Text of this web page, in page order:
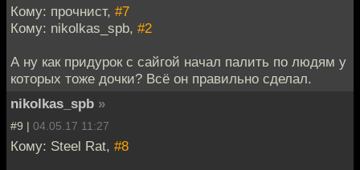
Кому: прочнист, #7
Кому: nikolkas_spb, #2
А ну как придурок с сайгой начал палить по людям у
которых тоже дочки? Всё он правильно сделал.
nikolkas_spb »
#9 | 04.05.17 11:27
Кому: Steel Rat, #8